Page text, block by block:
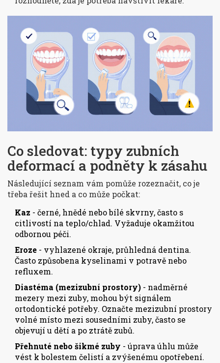
Co sledovat: typy zubních
deformací a podněty k zásahu
Následující seznam vám pomůže rozeznačit, co je
třeba řešit hned a co může počkat:
Kaz - černé, hnědé nebo bílé skvrny, často s
citlivostí na teplo/chlad. Vyžaduje okamžitou
odbornou péči.
Eroze - vyhlazené okraje, průhledná dentina.
Často způsobena kyselinami v potravě nebo
refluxem.
Diastéma (mezizubní prostory) - nadměrné
mezery mezi zuby, mohou být signálem
ortodontické potřeby. Označte mezizubní prostory
volné místo mezi sousedními zuby, často se
objevují u dětí a po ztrátě zubů.
Přehnuté nebo šikmé zuby - úprava úhlu může
vést k bolestem čelistí a zvýšenému opotřebení.